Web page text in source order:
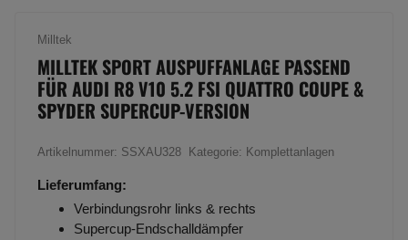
Milltek
MILLTEK SPORT AUSPUFFANLAGE PASSEND
FÜR AUDI R8 V10 5.2 FSI QUATTRO COUPE &
SPYDER SUPERCUP-VERSION
Artikelnummer: SSXAU328 Kategorie: Komplettanlagen
Lieferumfang:
Verbindungsrohr links & rechts
Supercup-Endschalldämpfer